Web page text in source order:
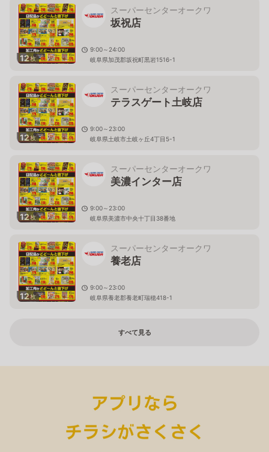
12枚
スーパーセンターオークワ
坂祝店
9:00～24:00
岐阜県加茂郡坂祝町黒岩1516-1
12枚
スーパーセンターオークワ
テラスゲート土岐店
9:00～23:00
岐阜県土岐市土岐ヶ丘4丁目5-1
12枚
スーパーセンターオークワ
美濃インター店
9:00～23:00
岐阜県美濃市中央十丁目38番地
12枚
スーパーセンターオークワ
養老店
9:00～23:00
岐阜県養老郡養老町瑞穂418-1
すべて見る